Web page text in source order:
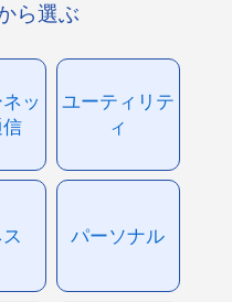
ら選ぶ
ッ
信
ユーティリテ
ィ
パーソナル